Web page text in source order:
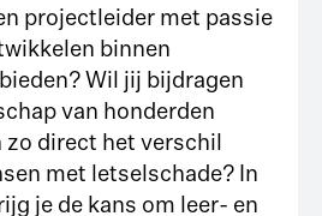
projectleider met passie
binnen
Wil jij bijdragen
van honderden
direct het verschil
met letselschade? In
je de kans om leer- en